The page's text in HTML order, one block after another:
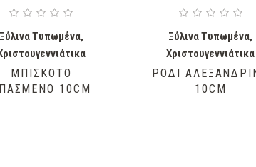
Ξύλινα Τυπωμένα,
ΜΠΙΣΚΌΤΟ
10CM
Ξύλινα Τυπωμένα,
Χριστουγεννιάτικα
ΡΌΔΙ
10CM